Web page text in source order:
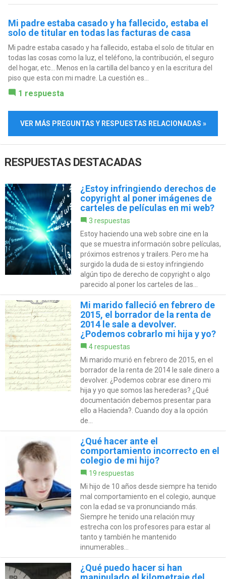
Mi padre estaba casado y ha fallecido, estaba el
solo de titular en todas las facturas de casa
Mi padre estaba casado y ha fallecido, estaba el solo de titular en
todas las cosas como la luz, el teléfono, la contribución, el seguro
del hogar, etc... Menos en la cartilla del banco y en la escritura del
piso que esta con mi madre. La cuestión es...
1 respuesta
VER MÁS PREGUNTAS Y RESPUESTAS RELACIONADAS »
RESPUESTAS DESTACADAS
¿Estoy infringiendo derechos de
copyright al poner imágenes de
carteles de películas en mi web?
3 respuestas
Estoy haciendo una web sobre cine en la
que se muestra información sobre películas,
próximos estrenos y trailers. Pero me ha
surgido la duda de si estoy infringiendo
algún tipo de derecho de copyright o algo
parecido al poner los carteles de las...
Mi marido falleció en febrero de
2015, el borrador de la renta de
2014 le sale a devolver.
¿Podemos cobrarlo mi hija y yo?
4 respuestas
Mi marido murió en febrero de 2015, en el
borrador de la renta de 2014 le sale dinero a
devolver. ¿Podemos cobrar ese dinero mi
hija y yo que somos las herederas? ¿Qué
documentación debemos presentar para
ello a Hacienda?. Cuando doy a la opción
de...
¿Qué hacer ante el
comportamiento incorrecto en el
colegio de mi hijo?
19 respuestas
Mi hijo de 10 años desde siempre ha tenido
mal comportamiento en el colegio, aunque
con la edad se va pronunciando más.
Siempre he tenido una relación muy
estrecha con los profesores para estar al
tanto y también he mantenido
innumerables...
¿Qué puedo hacer si han